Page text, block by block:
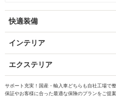
快適装備
インテリア
エクステリア
サポート充実！国産・輸入車どちらも自社工場で
保証やお客様に合った最適な保険のプランをご提